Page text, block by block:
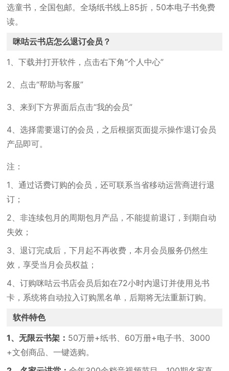
选童书，全国包邮。全场纸书线上85折，50本电子书免费
读。
咪咕云书店怎么退订会员？
1、下载并打开软件，点击右下角“个人中心”
2、点击“帮助与客服”
3、来到下方界面后点击“我的会员”
4、选择需要退订的会员，之后根据页面提示操作退订会员
产品即可。
注：
1、通过话费订购的会员，还可联系当省移动运营商进行退
订；
2、非连续包月的周期包月产品，不能提前退订，到期自动
失效；
3、退订完成后，下月起不再收费，本月会员服务仍然生
效，享受当月会员权益；
4、订购咪咕云书店会员后如在72小时内退订并使用兑书
卡，系统将自动拉入订购黑名单，后期将无法重新订购。
软件特色
1、无限云书架： 50万册+纸书、60万册+电子书、3000
+文创商品、一键选购。